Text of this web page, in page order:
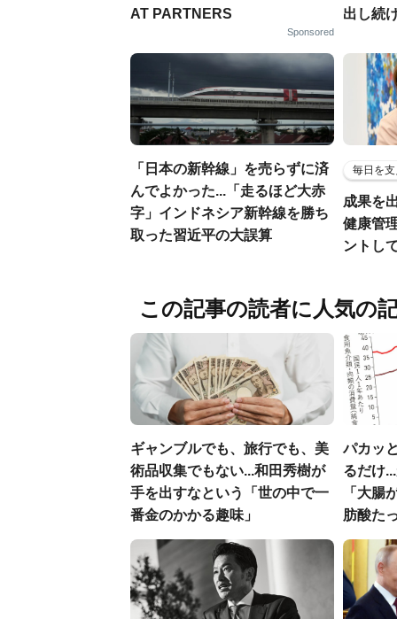
AT PARTNERS
Sponsored
出し続
「日本の新幹線」を売らずに済
んでよかった...「走るほど大赤
字」インドネシア新幹線を勝ち
取った習近平の大誤算
毎日を
成果を
健康管
ントし
この記事の読者に人気の
ギャンブルでも、旅行でも、美
術品収集でもない...和田秀樹が
手を出すなという「世の中で一
番金のかかる趣味」
パカッ
るだけ
「大腸
肪酸た